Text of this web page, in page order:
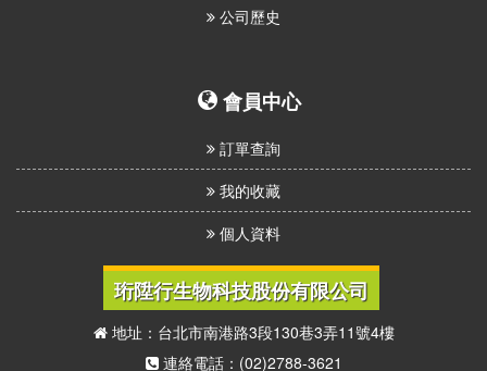
公司歷史
會員中心
訂單查詢
我的收藏
個人資料
珩陞行生物科技股份有限公司
地址：台北市南港路3段130巷3弄11號4樓
連絡電話：(02)2788-3621